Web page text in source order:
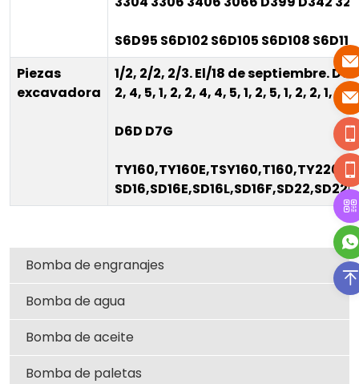
S6D95 S6D102 S6D105 S6D108
Piezas
excavadora
1/2, 2/2, 2/3. El/18 de septiembre.
2, 4, 5, 1, 2, 2, 4, 4, 5, 1, 2, 5, 1, 2, 2, 1,
D6D D7G
Bomba de engranajes
Bomba de agua
Bomba de aceite
Bomba de paletas